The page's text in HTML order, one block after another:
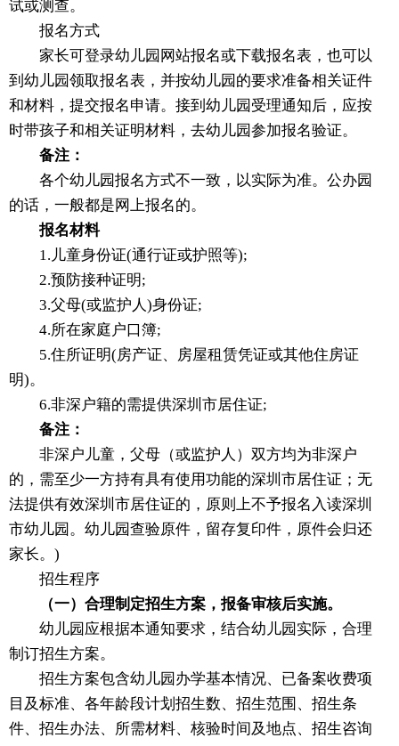
试或测查。
报名方式
家长可登录幼儿园网站报名或下载报名表，也可以
到幼儿园领取报名表，并按幼儿园的要求准备相关证件
和材料，提交报名申请。接到幼儿园受理通知后，应按
时带孩子和相关证明材料，去幼儿园参加报名验证。
备注：
各个幼儿园报名方式不一致，以实际为准。公办园
的话，一般都是网上报名的。
报名材料
1.儿童身份证(通行证或护照等);
2.预防接种证明;
3.父母(或监护人)身份证;
4.所在家庭户口簿;
5.住所证明(房产证、房屋租赁凭证或其他住房证
明)。
6.非深户籍的需提供深圳市居住证;
备注：
非深户儿童，父母（或监护人）双方均为非深户
的，需至少一方持有具有使用功能的深圳市居住证；无
法提供有效深圳市居住证的，原则上不予报名入读深圳
市幼儿园。幼儿园查验原件，留存复印件，原件会归还
家长。)
招生程序
（一）合理制定招生方案，报备审核后实施。
幼儿园应根据本通知要求，结合幼儿园实际，合理
制订招生方案。
招生方案包含幼儿园办学基本情况、已备案收费项
目及标准、各年龄段计划招生数、招生范围、招生条
件、招生办法、所需材料、核验时间及地点、招生咨询